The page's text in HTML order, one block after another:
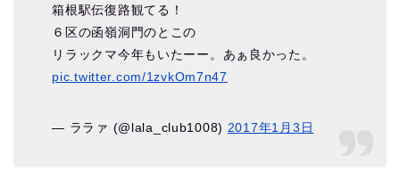
箱根駅伝復路観てる！
６区の函嶺洞門のとこの
リラックマ今年もいたーー。あぁ良かった。
pic.twitter.com/1zvkOm7n47
— ララァ (@lala_club1008) 2017年1月3日